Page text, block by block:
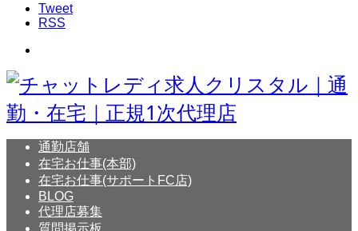
Tweet
RSS
通勤店舗
在宅お仕事(本部)
在宅お仕事(サポートFC店)
BLOG
代理店募集
質問掲示板